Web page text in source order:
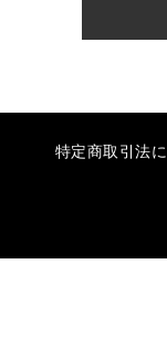
特定商取引法